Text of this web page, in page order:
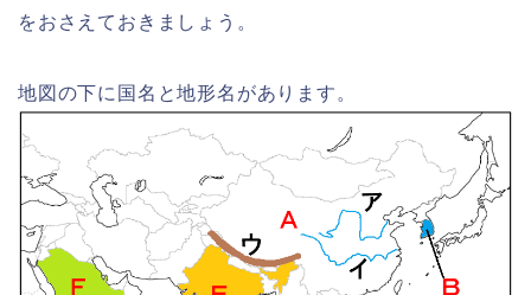
をおさえておきましょう。
地図の下に国名と地形名があります。